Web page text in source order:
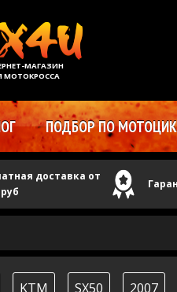
KTM SX50 2007
МАГАЗИН
МОТОКРОССА
ПОДБОР ПО
доставка от